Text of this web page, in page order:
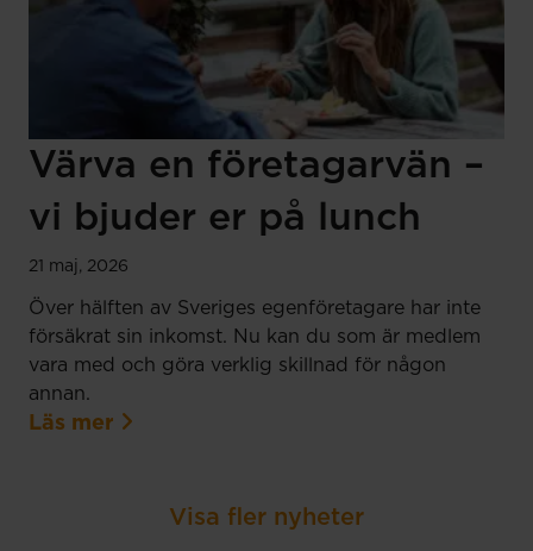
Värva en företagarvän –
vi bjuder er på lunch
21 maj, 2026
Över hälften av Sveriges egenföretagare har inte
försäkrat sin inkomst. Nu kan du som är medlem
vara med och göra verklig skillnad för någon
annan.
Läs mer
Visa fler nyheter